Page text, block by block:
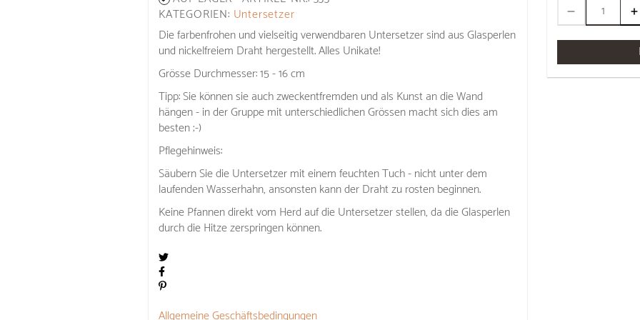
KATEGORIEN: Untersetzer
Die farbenfrohen und vielseitig verwendbaren Untersetzer sind aus Glasperlen
und nickelfreiem Draht hergestellt. Alles Unikate!
Grösse Durchmesser: 15 - 16 cm
Tipp: Sie können sie auch zweckentfremden und als Kunst an die Wand
hängen - in der Gruppe mit unterschiedlichen Grössen macht sich dies am
besten ;-)
Pflegehinweis:
Säubern Sie die Untersetzer mit einem feuchten Tuch - nicht unter dem
laufenden Wasserhahn, ansonsten kann der Draht zu rosten beginnen.
Keine Pfannen direkt vom Herd auf die Untersetzer stellen, da die Glasperlen
durch die Hitze zerspringen können.